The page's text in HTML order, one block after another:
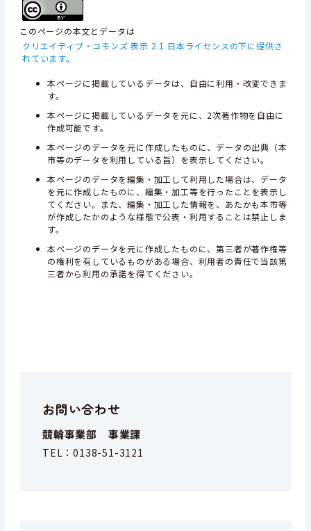
このページの本文とデータは
クリエイティブ・コモンズ 表示 2.1 日本ライセンスの下に提供さ
れています。
本ページに掲載しているデータは、自由に利用・改変できま
す。
本ページに掲載しているデータを元に、2次著作物を自由に
作成可能です。
本ページのデータを元に作成したものに、データの出典（本
市等のデータを利用している旨）を表示してください。
本ページのデータを編集・加工して利用した場合は、データ
を元に作成したものに、編集・加工等を行ったことを表示し
てください。また、編集・加工した情報を、あたかも本市等
が作成したかのような様態で公表・利用することは禁止しま
す。
本ページのデータを元に作成したものに、第三者が著作権等
の権利を有しているものがある場合、利用者の責任で当該第
三者から利用の承諾を得てください。
お問い合わせ
競輪事業部 事業課
TEL：0138-51-3121